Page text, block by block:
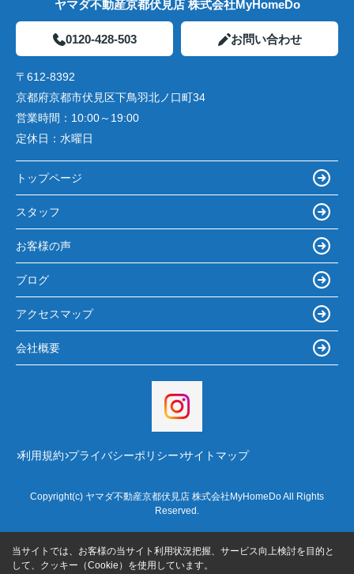
ヤマダ不動産京都伏見店 株式会社MyHomeDo
0120-428-503 お問い合わせ
〒612-8392
京都府京都市伏見区下鳥羽北ノ口町34
営業時間： 10:00～19:00
定休日： 水曜日
トップページ
スタッフ
お客様の声
ブログ
アクセスマップ
会社概要
利用規約 プライバシーポリシー サイトマップ
Copyright(c) ヤマダ不動産京都伏見店 株式会社MyHomeDo All Rights
Reserved.
当サイトでは、お客様の当サイト利用状況把握、サービス向上検討を目的と
して、クッキー（Cookie）を使用しています。